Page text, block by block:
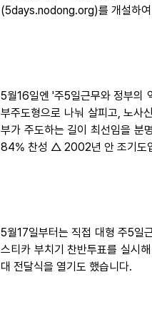
(5days.nodong.org)를 개설하여
5월16일엔 '주5일근무와 정부의
부주도형으로 나눠 살피고, 노사
부가 주도하는 길이 최선임을
84% 찬성 △ 2002년 안 조기도
5월17일부터는 직접 대형 주5일
스티카 부치기 찬반투표를 실시
대 전달식을 열기도 했습니다.